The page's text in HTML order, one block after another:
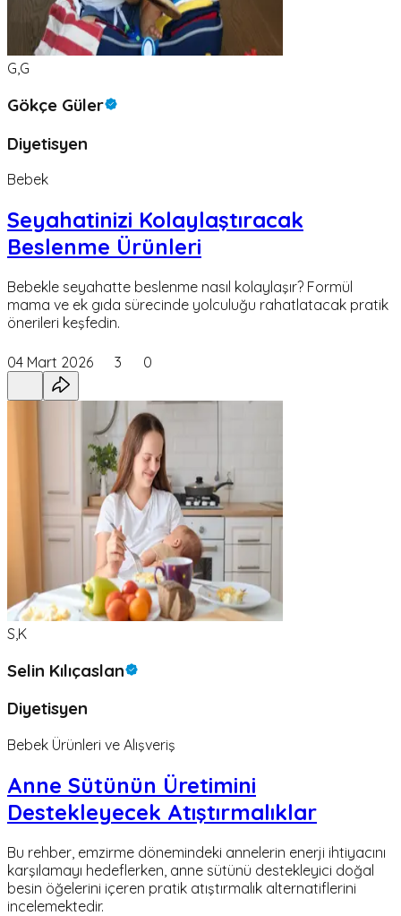
G,G
Gökçe Güler
Diyetisyen
Bebek
Seyahatinizi Kolaylaştıracak
Beslenme Ürünleri
Bebekle seyahatte beslenme nasıl kolaylaşır? Formül
mama ve ek gıda sürecinde yolculuğu rahatlatacak pratik
önerileri keşfedin.
04 Mart 2026 3 0
S,K
Selin Kılıçaslan
Diyetisyen
Bebek Ürünleri ve Alışveriş
Anne Sütünün Üretimini
Destekleyecek Atıştırmalıklar
Bu rehber, emzirme dönemindeki annelerin enerji ihtiyacını
karşılamayı hedeflerken, anne sütünü destekleyici doğal
besin öğelerini içeren pratik atıştırmalık alternatiflerini
incelemektedir.